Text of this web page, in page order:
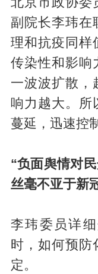
副院长李玮在
理和抗疫同样
传染性和影响
一波波扩散，
响力越大。所
蔓延，迅速控
“负面舆情对
丝毫不亚于新
李玮委员详
时，如何预防
定。